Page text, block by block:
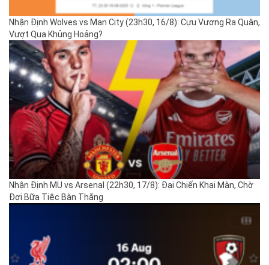
Nhận Định Wolves vs Man City (23h30, 16/8): Cựu Vương Ra Quân,
Vượt Qua Khủng Hoảng?
Nhận Định MU vs Arsenal (22h30, 17/8): Đại Chiến Khai Màn, Chờ
Đợi Bữa Tiệc Bàn Thắng